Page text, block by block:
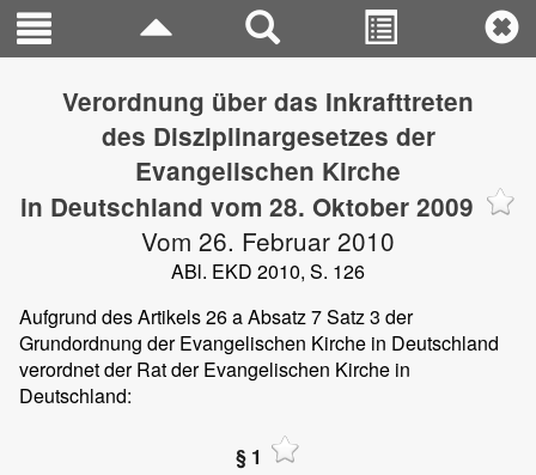
Verordnung über das Inkrafttreten
des Disziplinargesetzes der
Evangelischen Kirche
in Deutschland vom 28. Oktober 2009
Vom 26. Februar 2010
ABl. EKD 2010, S. 126
Aufgrund des Artikels 26 a Absatz 7 Satz 3 der
Grundordnung der Evangelischen Kirche in Deutschland
verordnet der Rat der Evangelischen Kirche in
Deutschland:
§ 1